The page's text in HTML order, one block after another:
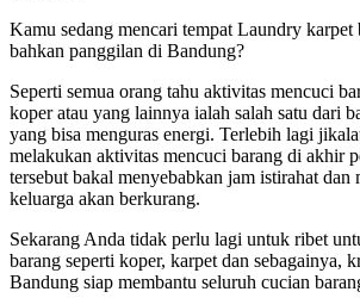
Kamu sedang mencari tempat Laundry karpet
bahkan panggilan di Bandung?
Seperti semua orang tahu aktivitas mencuci
koper atau yang lainnya ialah salah satu dari
yang bisa menguras energi. Terlebih lagi
melakukan aktivitas mencuci barang di akhir
tersebut bakal menyebabkan jam istirahat dan
keluarga akan berkurang.
Sekarang Anda tidak perlu lagi untuk ribet
barang seperti koper, karpet dan sebagainya,
Bandung siap membantu seluruh cucian